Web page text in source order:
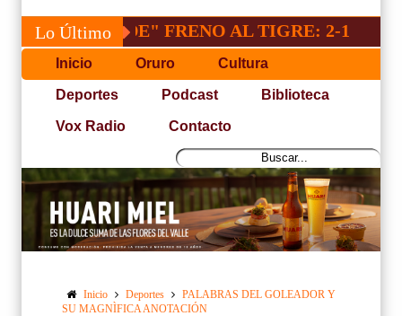
Lo Último
"INDE" FRENO AL TIGRE: 2-1
Inicio Oruro Cultura
Deportes Podcast Biblioteca
Vox Radio Contacto
Inicio Deportes
PALABRAS DEL GOLEADOR Y
SU MAGNÌFICA ANOTACIÓN